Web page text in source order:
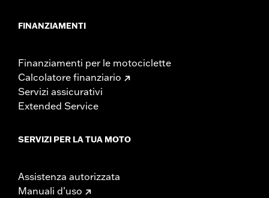
FINANZIAMENTI
Finanziamenti per le motociclette
Calcolatore finanziario
Servizi assicurativi
Extended Service
SERVIZI PER LA TUA MOTO
Assistenza autorizzata
Manuali d’uso